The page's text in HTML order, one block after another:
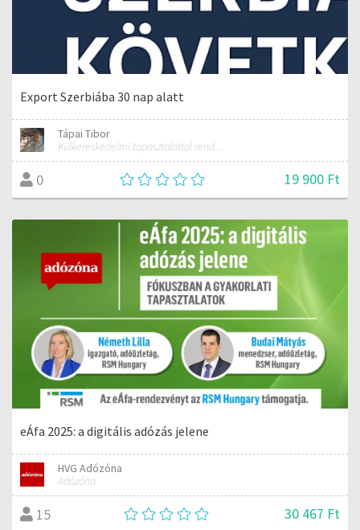
Export Szerbiába 30 nap alatt
Tápai Tibor
Külkereskedelmi tapasztalattal rendelkező szakember
0 19 900 Ft
eÁfa 2025: a digitális adózás jelene
HVG Adózóna
Adózóna
15 30 467 Ft